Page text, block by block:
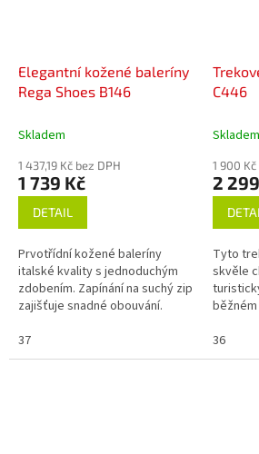
Elegantní kožené baleríny
Rega Shoes B146
Skladem
1 437,19 Kč bez DPH
1 739 Kč
DETAIL
Prvotřídní kožené baleríny
italské kvality s jednoduchým
zdobením. Zapínání na suchý zip
zajišťuje snadné obouvání.
nošení.
37
C446
Skladem
1 900
2
Tyto
skvěle
36